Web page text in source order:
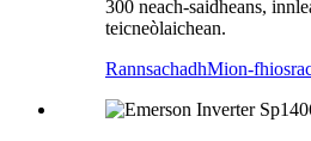
300 neach-saidheans,
teicneòlaichean.
RannsachadhMion-